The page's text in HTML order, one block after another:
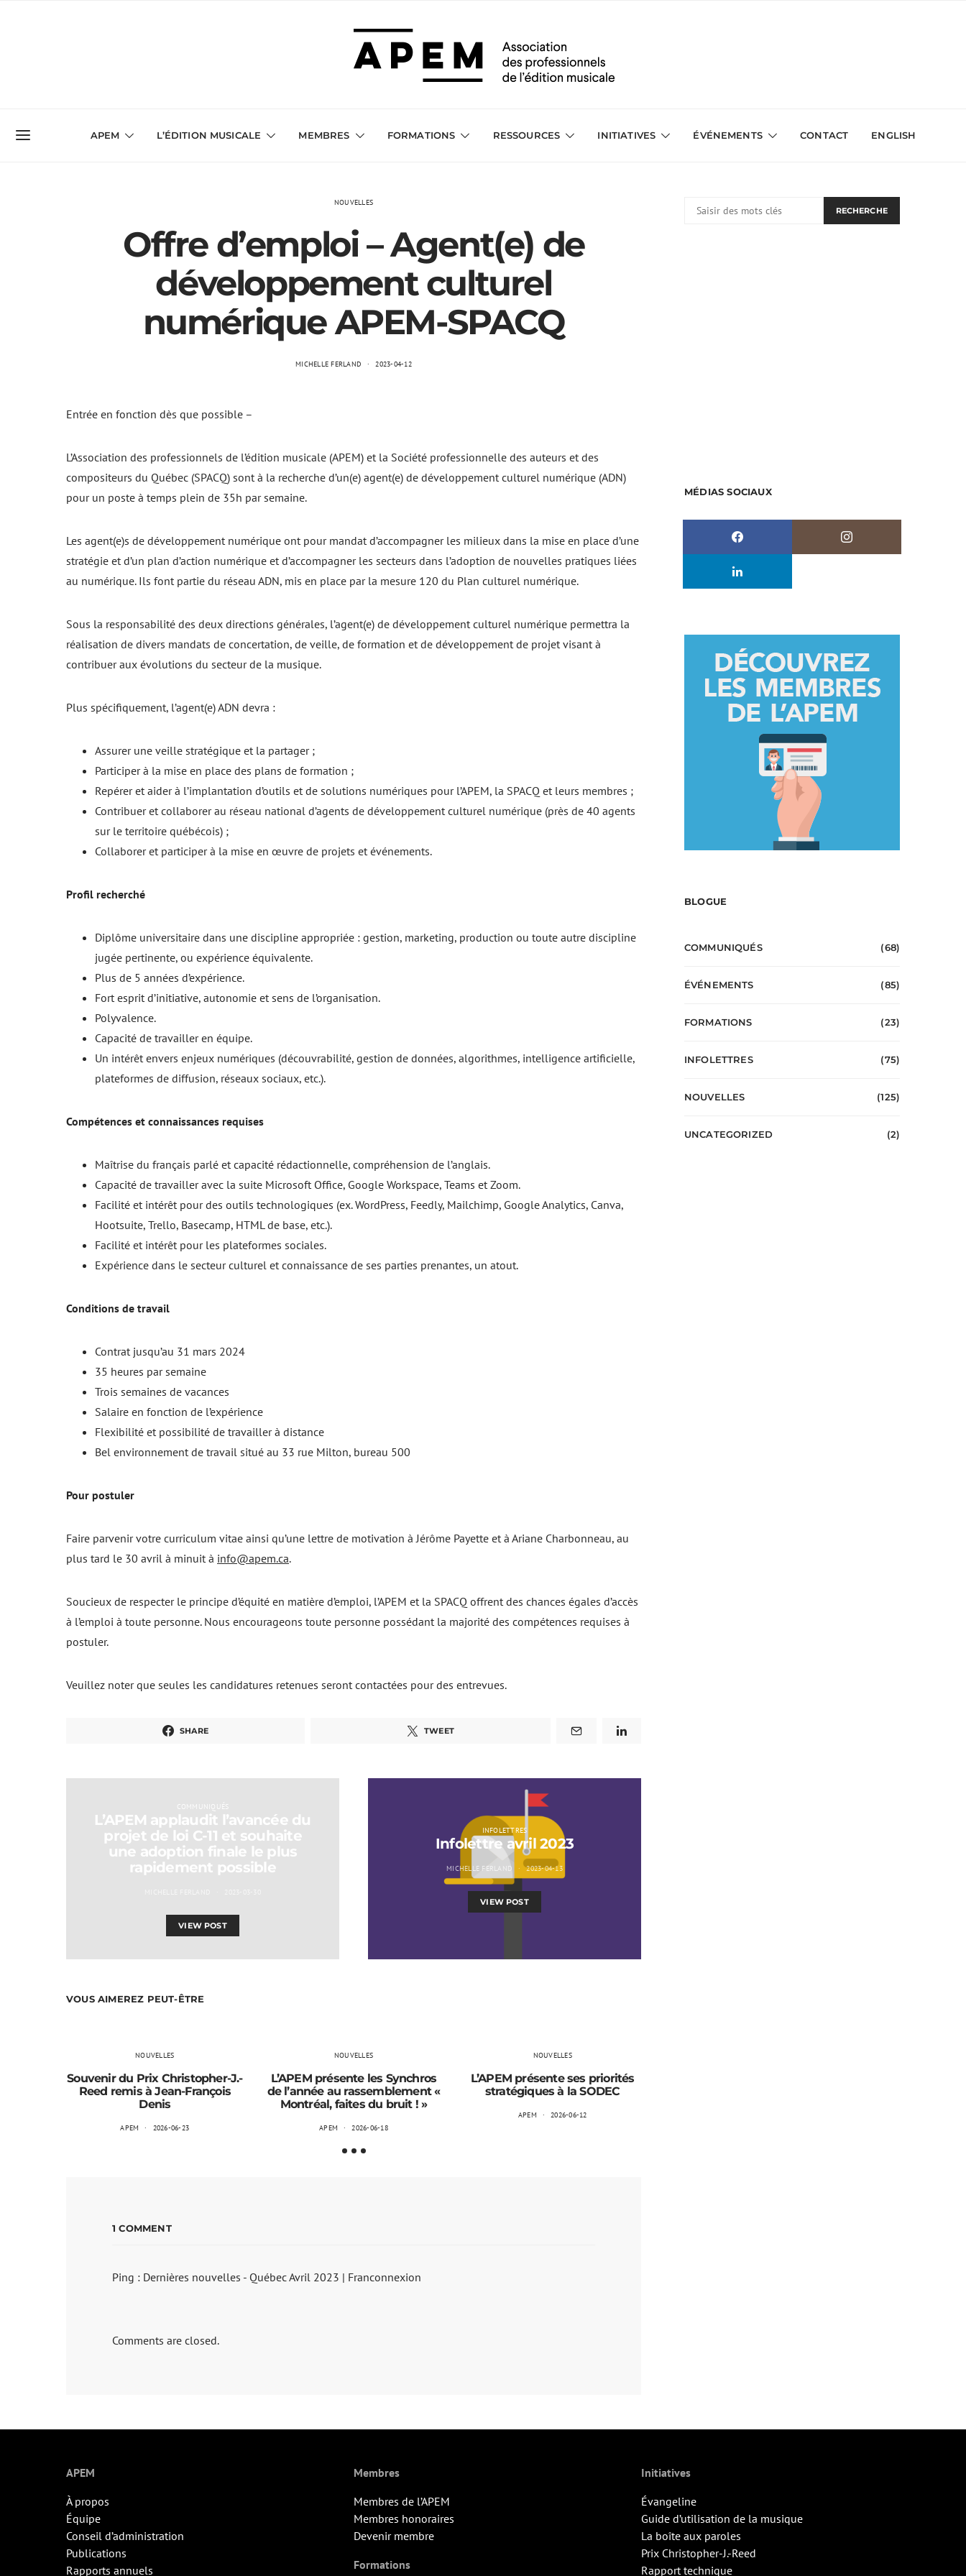
APEM L’ÉDITION MUSICALE MEMBRES FORMATIONS RESSOURCES INITIATIVES ÉVÉNEMENTS CONTACT ENGLISH
NOUVELLES
Offre d’emploi – Agent(e) de
développement culturel
numérique APEM-SPACQ
MICHELLE FERLAND 2023-04-12
Entrée en fonction dès que possible –
L’Association des professionnels de l’édition musicale (APEM) et la Société professionnelle des auteurs et des
compositeurs du Québec (SPACQ) sont à la recherche d’un(e) agent(e) de développement culturel numérique (ADN)
pour un poste à temps plein de 35h par semaine.
Les agent(e)s de développement numérique ont pour mandat d’accompagner les milieux dans la mise en place d’une
stratégie et d’un plan d’action numérique et d’accompagner les secteurs dans l’adoption de nouvelles pratiques liées
au numérique. Ils font partie du réseau ADN, mis en place par la mesure 120 du Plan culturel numérique.
Sous la responsabilité des deux directions générales, l’agent(e) de développement culturel numérique permettra la
réalisation de divers mandats de concertation, de veille, de formation et de développement de projet visant à
contribuer aux évolutions du secteur de la musique.
Plus spécifiquement, l’agent(e) ADN devra :
Assurer une veille stratégique et la partager ;
Participer à la mise en place des plans de formation ;
Repérer et aider à l’implantation d’outils et de solutions numériques pour l’APEM, la SPACQ et leurs membres ;
Contribuer et collaborer au réseau national d’agents de développement culturel numérique (près de 40 agents
sur le territoire québécois) ;
Collaborer et participer à la mise en œuvre de projets et événements.
Profil recherché
Diplôme universitaire dans une discipline appropriée : gestion, marketing, production ou toute autre discipline
jugée pertinente, ou expérience équivalente.
Plus de 5 années d’expérience.
Fort esprit d’initiative, autonomie et sens de l’organisation.
Polyvalence.
Capacité de travailler en équipe.
Un intérêt envers enjeux numériques (découvrabilité, gestion de données, algorithmes, intelligence artificielle,
plateformes de diffusion, réseaux sociaux, etc.).
Compétences et connaissances requises
Maîtrise du français parlé et capacité rédactionnelle, compréhension de l’anglais.
Capacité de travailler avec la suite Microsoft Office, Google Workspace, Teams et Zoom.
Facilité et intérêt pour des outils technologiques (ex. WordPress, Feedly, Mailchimp, Google Analytics, Canva,
Hootsuite, Trello, Basecamp, HTML de base, etc.).
Facilité et intérêt pour les plateformes sociales.
Expérience dans le secteur culturel et connaissance de ses parties prenantes, un atout.
Conditions de travail
Contrat jusqu’au 31 mars 2024
35 heures par semaine
Trois semaines de vacances
Salaire en fonction de l’expérience
Flexibilité et possibilité de travailler à distance
Bel environnement de travail situé au 33 rue Milton, bureau 500
Pour postuler
Faire parvenir votre curriculum vitae ainsi qu’une lettre de motivation à Jérôme Payette et à Ariane Charbonneau, au
plus tard le 30 avril à minuit à info@apem.ca.
Soucieux de respecter le principe d’équité en matière d’emploi, l’APEM et la SPACQ offrent des chances égales d’accès
à l’emploi à toute personne. Nous encourageons toute personne possédant la majorité des compétences requises à
postuler.
Veuillez noter que seules les candidatures retenues seront contactées pour des entrevues.
SHARE TWEET
COMMUNIQUÉS
L’APEM applaudit l’avancée du
projet de loi C-11 et souhaite
une adoption finale le plus
rapidement possible
VIEW POST
INFOLETTRES
Infolettre avril 2023
MICHELLE FERLAND 2023-04-13
VIEW POST
VOUS AIMEREZ PEUT-ÊTRE
NOUVELLES
Souvenir du Prix Christopher-J.-
Reed remis à Jean-François
Denis
APEM 2026-06-23
NOUVELLES
L’APEM présente les Synchros
de l’année au rassemblement «
Montréal, faites du bruit ! »
APEM 2026-06-18
NOUVELLES
L’APEM présente ses priorités
stratégiques à la SODEC
APEM 2026-06-12
1 COMMENT
Ping : Dernières nouvelles - Québec Avril 2023 | Franconnexion
Comments are closed.
RECHERCHE
MÉDIAS SOCIAUX
BLOGUE
COMMUNIQUÉS (68)
ÉVÉNEMENTS (85)
FORMATIONS (23)
INFOLETTRES (75)
NOUVELLES (125)
UNCATEGORIZED (2)
APEM
À propos
Équipe
Conseil d’administration
Publications
Rapports annuels
Membres
Membres de l’APEM
Membres honoraires
Devenir membre
Formations
Initiatives
Évangeline
Guide d’utilisation de la musique
La boîte aux paroles
Prix Christopher-J.-Reed
Rapport technique